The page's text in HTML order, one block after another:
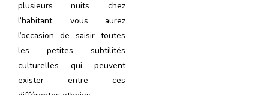
plusieurs nuits chez
l’habitant, vous aurez
l’occasion de saisir toutes
les petites subtilités
culturelles qui peuvent
exister entre ces